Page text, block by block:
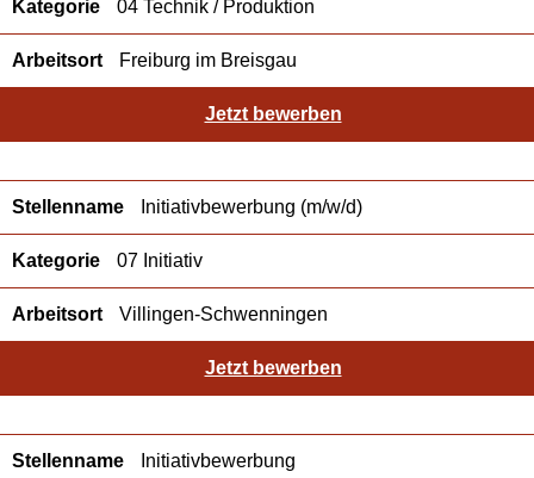
04 Technik / Produktion
Freiburg im Breisgau
Jetzt bewerben
Initiativbewerbung (m/w/d)
07 Initiativ
Villingen-Schwenningen
Jetzt bewerben
Initiativbewerbung